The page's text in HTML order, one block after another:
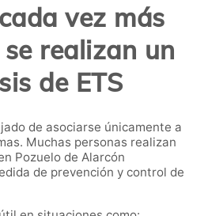
vez más
realizan un
de ETS
de asociarse únicamente a
Muchas personas realizan
Pozuelo de Alarcón
de prevención y control de